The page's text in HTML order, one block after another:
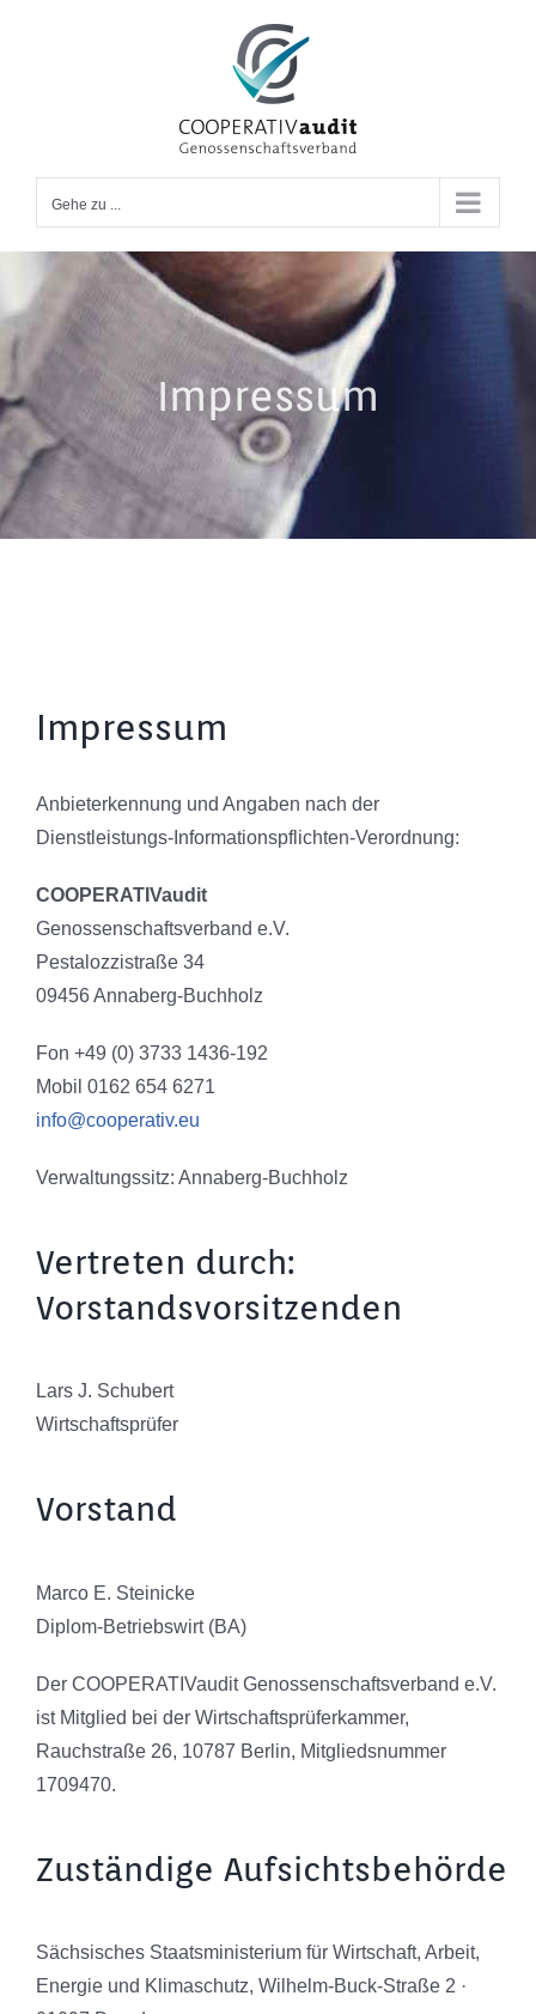
Gehe zu ...
Impressum
Impressum
Anbieterkennung und Angaben nach der
Dienstleistungs-Informationspflichten-Verordnung:
COOPERATIVaudit
Genossenschaftsverband e.V.
Pestalozzistraße 34
09456 Annaberg-Buchholz
Fon +49 (0) 3733 1436-192
Mobil 0162 654 6271
info@cooperativ.eu
Verwaltungssitz: Annaberg-Buchholz
Vertreten durch:
Vorstandsvorsitzenden
Lars J. Schubert
Wirtschaftsprüfer
Vorstand
Marco E. Steinicke
Diplom-Betriebswirt (BA)
Der COOPERATIVaudit Genossenschaftsverband e.V.
ist Mitglied bei der Wirtschaftsprüferkammer,
Rauchstraße 26, 10787 Berlin, Mitgliedsnummer
1709470.
Zuständige Aufsichtsbehörde
Sächsisches Staatsministerium für Wirtschaft, Arbeit,
Energie und Klimaschutz, Wilhelm-Buck-Straße 2 ·